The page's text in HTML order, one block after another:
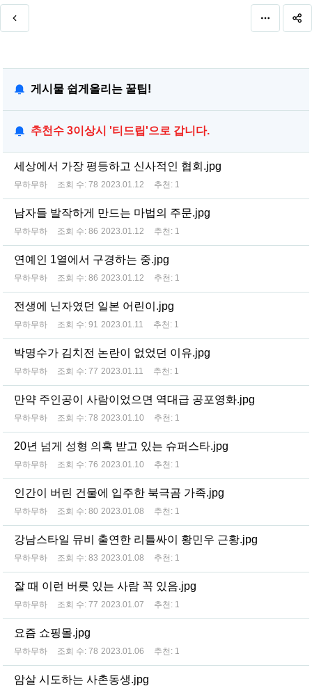
게시물 쉽게올리는 꿀팁!
추천수 3이상시 '티드립'으로 갑니다.
세상에서 가장 평등하고 신사적인 협회.jpg
무하무하 조회 수: 78 2023.01.12 추천: 1
남자들 발작하게 만드는 마법의 주문.jpg
무하무하 조회 수: 86 2023.01.12 추천: 1
연예인 1열에서 구경하는 중.jpg
무하무하 조회 수: 86 2023.01.12 추천: 1
전생에 닌자였던 일본 어린이.jpg
무하무하 조회 수: 91 2023.01.11 추천: 1
박명수가 김치전 논란이 없었던 이유.jpg
무하무하 조회 수: 77 2023.01.11 추천: 1
만약 주인공이 사람이었으면 역대급 공포영화.jpg
무하무하 조회 수: 78 2023.01.10 추천: 1
20년 넘게 성형 의혹 받고 있는 슈퍼스타.jpg
무하무하 조회 수: 76 2023.01.10 추천: 1
인간이 버린 건물에 입주한 북극곰 가족.jpg
무하무하 조회 수: 80 2023.01.08 추천: 1
강남스타일 뮤비 출연한 리틀싸이 황민우 근황.jpg
무하무하 조회 수: 83 2023.01.08 추천: 1
잘 때 이런 버릇 있는 사람 꼭 있음.jpg
무하무하 조회 수: 77 2023.01.07 추천: 1
요즘 쇼핑몰.jpg
무하무하 조회 수: 78 2023.01.06 추천: 1
암살 시도하는 사촌동생.jpg